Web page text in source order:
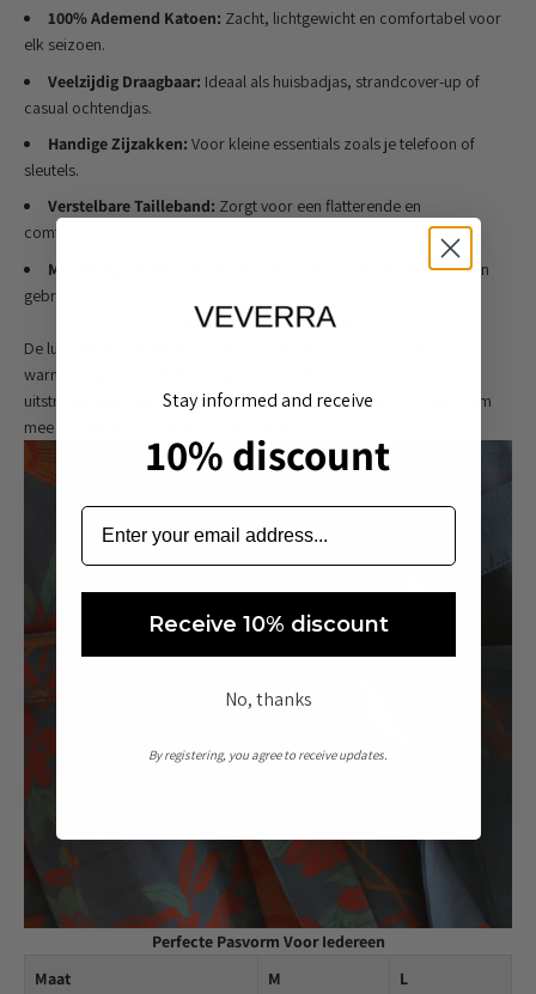
100% Ademend Katoen: Zacht, lichtgewicht en comfortabel voor
elk seizoen.
Veelzijdig Draagbaar: Ideaal als huisbadjas, strandcover-up of
casual ochtendjas.
Handige Zijzakken: Voor kleine essentials zoals je telefoon of
sleutels.
Verstelbare Tailleband: Zorgt voor een flatterende en
comfortabele pasvorm.
Machinewasbaar:
Gemakkelijk te onderhouden en duurzaam in
gebruik.
Licht, Zacht en Tijdloos
De luchtige katoenen gauze-stof maakt deze badjas perfect voor
warme dagen, terwijl de vintage jacquardtextuur een luxueuze
uitstraling toevoegt. Draag hem thuis voor ontspanning of neem hem
mee op vakantie als stijlvolle extra laag.
Perfecte Pasvorm Voor Iedereen
Maat
M L
Stay informed and receive
10% discount
Receive 10% discount
No, thanks
By registering, you agree to receive updates.